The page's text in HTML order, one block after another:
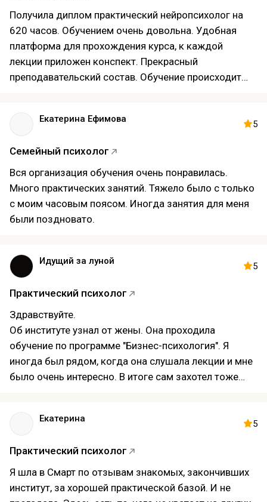
Получила диплом практический нейропсихолог на
620 часов. Обучением очень довольна. Удобная
платформа для прохождения курса, к каждой
лекции приложен конспект. Прекрасный
преподавательский состав. Обучение происходит
Для меня не хватило очной стажировки, хотелось
бы сразу отрабатывать навыки на детях.
Екатерина Ефимова 5
Семейный психолог
Вся организация обучения очень понравилась.
Много практических занятий. Тяжело было с только
с моим часовым поясом. Иногда занятия для меня
были поздновато.
Идущий за луной 5
Практический психолог
Здравствуйте.
Об институте узнал от жены. Она проходила
обучение по программе "Бизнес-психология". Я
иногда был рядом, когда она слушала лекции и мне
было очень интересно. В итоге сам захотел тоже
психолог, потому что показалось наиболее
отвечающее моим интересам по наполнению, но
менеджер отговорила и предложила другой курс -
практической психологии. Большое спасибо ей за
это, потому что теперь я знаю разницу между
Екатерина 5
Практический психолог
Я шла в Смарт по отзывам знакомых, закончивших
институт, за хорошей практической базой. И не